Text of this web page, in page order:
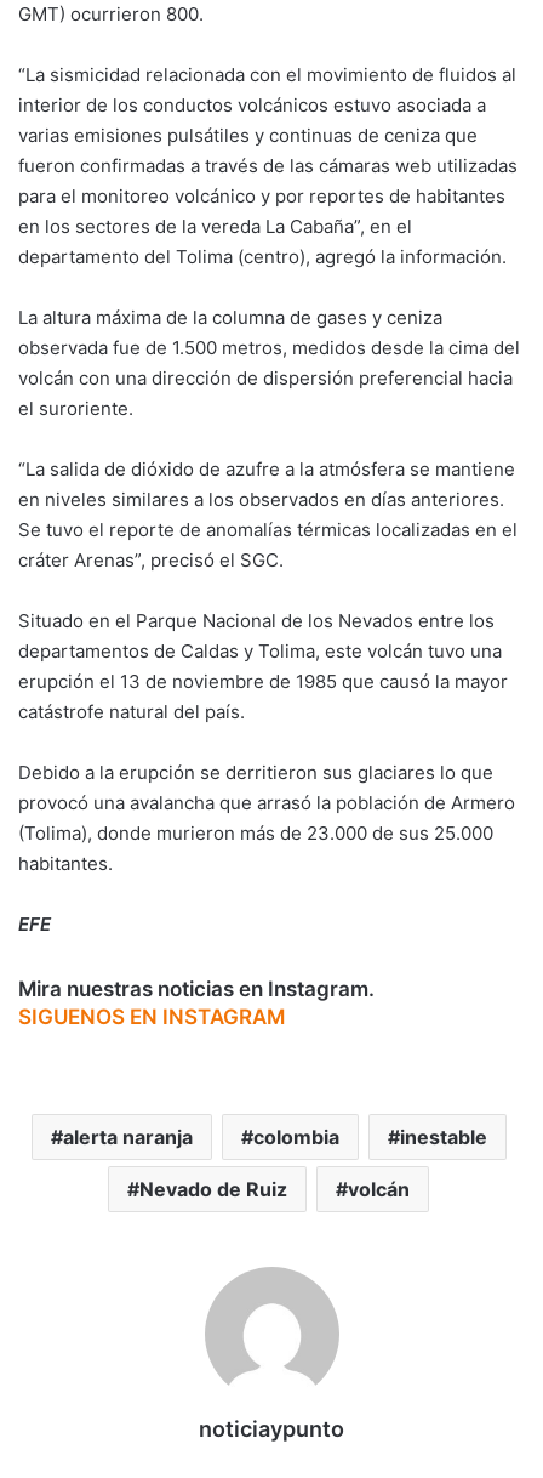
GMT) ocurrieron 800.
“La sismicidad relacionada con el movimiento de fluidos al
interior de los conductos volcánicos estuvo asociada a
varias emisiones pulsátiles y continuas de ceniza que
fueron confirmadas a través de las cámaras web utilizadas
para el monitoreo volcánico y por reportes de habitantes
en los sectores de la vereda La Cabaña”, en el
departamento del Tolima (centro), agregó la información.
La altura máxima de la columna de gases y ceniza
observada fue de 1.500 metros, medidos desde la cima del
volcán con una dirección de dispersión preferencial hacia
el suroriente.
“La salida de dióxido de azufre a la atmósfera se mantiene
en niveles similares a los observados en días anteriores.
Se tuvo el reporte de anomalías térmicas localizadas en el
cráter Arenas”, precisó el SGC.
Situado en el Parque Nacional de los Nevados entre los
departamentos de Caldas y Tolima, este volcán tuvo una
erupción el 13 de noviembre de 1985 que causó la mayor
catástrofe natural del país.
Debido a la erupción se derritieron sus glaciares lo que
provocó una avalancha que arrasó la población de Armero
(Tolima), donde murieron más de 23.000 de sus 25.000
habitantes.
EFE
Mira nuestras noticias en Instagram.
SIGUENOS EN INSTAGRAM
alerta naranja colombia inestable
Nevado de Ruiz volcán
noticiaypunto